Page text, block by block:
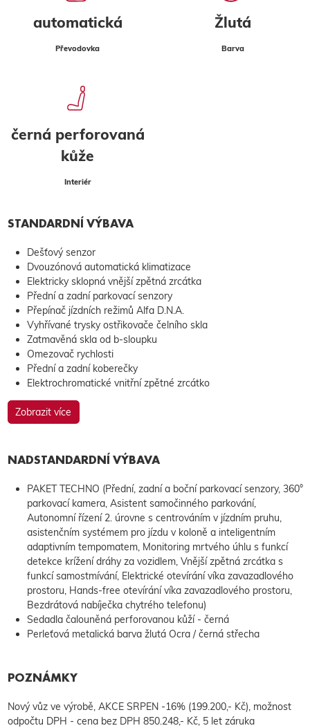
automatická
Převodovka
Žlutá
Barva
černá perforovaná
kůže
Interiér
STANDARDNÍ VÝBAVA
Dešťový senzor
Dvouzónová automatická klimatizace
Elektricky sklopná vnější zpětná zrcátka
Přední a zadní parkovací senzory
Přepínač jízdních režimů Alfa D.N.A.
Vyhřívané trysky ostřikovače čelního skla
Zatmavěná skla od b-sloupku
Omezovač rychlosti
Přední a zadní koberečky
Elektrochromatické vnitřní zpětné zrcátko
Zobrazit více
NADSTANDARDNÍ VÝBAVA
PAKET TECHNO (Přední, zadní a boční parkovací senzory, 360°
parkovací kamera, Asistent samočinného parkování,
Autonomní řízení 2. úrovne s centrováním v jízdním pruhu,
asistenčním systémem pro jízdu v koloně a inteligentním
adaptivním tempomatem, Monitoring mrtvého úhlu s funkcí
detekce krížení dráhy za vozidlem, Vnější zpětná zrcátka s
funkcí samostmívání, Elektrické otevírání víka zavazadlového
prostoru, Hands-free otevírání víka zavazadlového prostoru,
Bezdrátová nabíječka chytrého telefonu)
Sedadla čalouněná perforovanou kůží - černá
Perleťová metalická barva žlutá Ocra / černá střecha
POZNÁMKY
Nový vůz ve výrobě, AKCE SRPEN -16% (199.200,- Kč), možnost
odpočtu DPH - cena bez DPH 850.248,- Kč, 5 let záruka